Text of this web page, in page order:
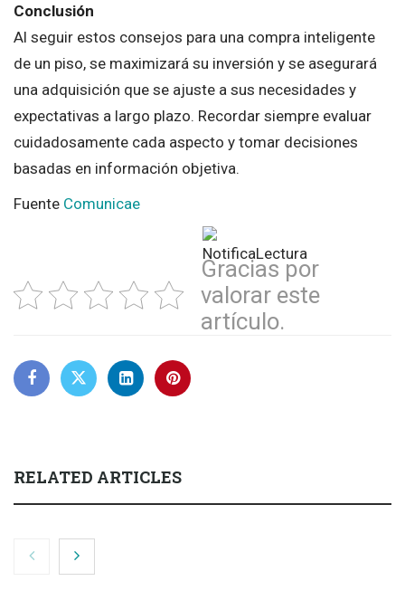
Conclusión
Al seguir estos consejos para una compra inteligente
de un piso, se maximizará su inversión y se asegurará
una adquisición que se ajuste a sus necesidades y
expectativas a largo plazo. Recordar siempre evaluar
cuidadosamente cada aspecto y tomar decisiones
basadas en información objetiva.
Fuente Comunicae
Gracias por
valorar este
artículo.
RELATED ARTICLES